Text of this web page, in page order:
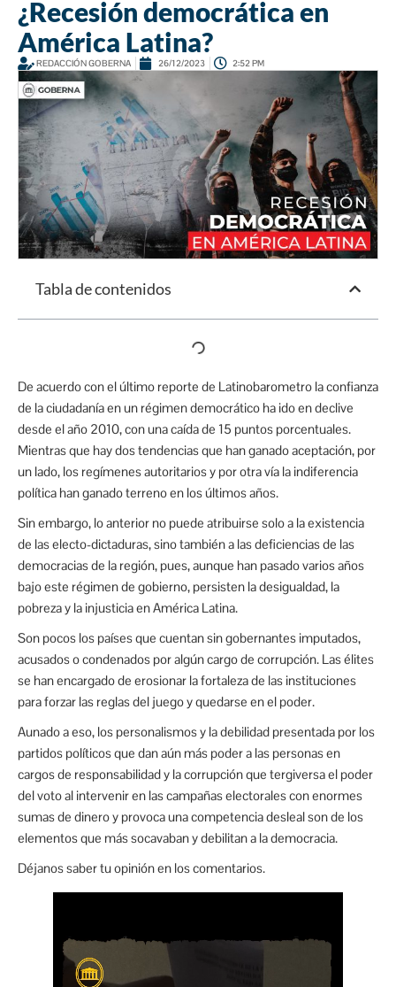
¿Recesión democrática en
América Latina?
REDACCIÓN GOBERNA 26/12/2023 2:52 PM
Tabla de contenidos
De acuerdo con el último reporte de Latinobarometro la confianza
de la ciudadanía en un régimen democrático ha ido en declive
desde el año 2010, con una caída de 15 puntos porcentuales.
Mientras que hay dos tendencias que han ganado aceptación, por
un lado, los regímenes autoritarios y por otra vía la indiferencia
política han ganado terreno en los últimos años.
Sin embargo, lo anterior no puede atribuirse solo a la existencia
de las electo-dictaduras, sino también a las deficiencias de las
democracias de la región, pues, aunque han pasado varios años
bajo este régimen de gobierno, persisten la desigualdad, la
pobreza y la injusticia en América Latina.
Son pocos los países que cuentan sin gobernantes imputados,
acusados o condenados por algún cargo de corrupción. Las élites
se han encargado de erosionar la fortaleza de las instituciones
para forzar las reglas del juego y quedarse en el poder.
Aunado a eso, los personalismos y la debilidad presentada por los
partidos políticos que dan aún más poder a las personas en
cargos de responsabilidad y la corrupción que tergiversa el poder
del voto al intervenir en las campañas electorales con enormes
sumas de dinero y provoca una competencia desleal son de los
elementos que más socavaban y debilitan a la democracia.
Déjanos saber tu opinión en los comentarios.